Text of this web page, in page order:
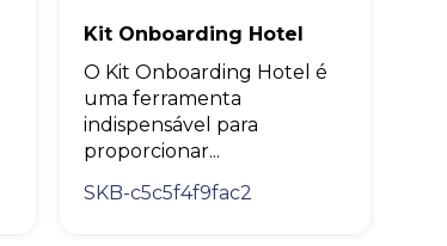
Kit Onboarding Hotel
O Kit Onboarding Hotel é
uma ferramenta
indispensável para
proporcionar...
SKB-c5c5f4f9fac2